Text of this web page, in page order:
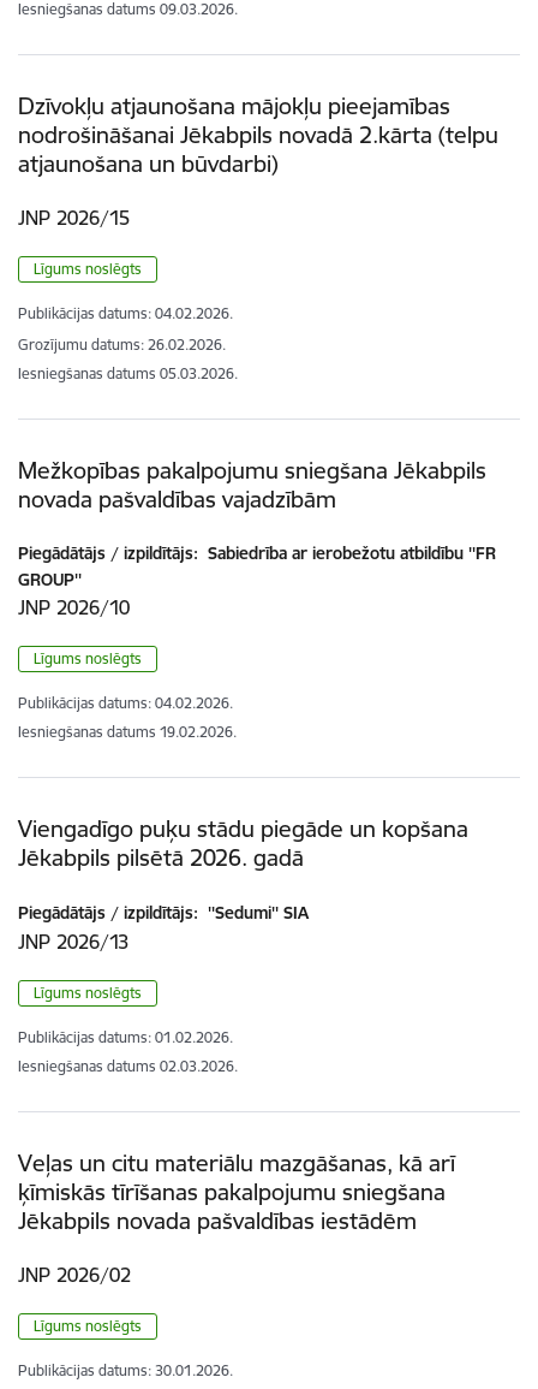
Iesniegšanas datums 09.03.2026.
Dzīvokļu atjaunošana mājokļu pieejamības
nodrošināšanai Jēkabpils novadā 2.kārta (telpu
atjaunošana un būvdarbi)
JNP 2026/15
Līgums noslēgts
Publikācijas datums: 04.02.2026.
Grozījumu datums: 26.02.2026.
Iesniegšanas datums 05.03.2026.
Mežkopības pakalpojumu sniegšana Jēkabpils
novada pašvaldības vajadzībām
Piegādātājs / izpildītājs: Sabiedrība ar ierobežotu atbildību ''FR
GROUP''
JNP 2026/10
Līgums noslēgts
Publikācijas datums: 04.02.2026.
Iesniegšanas datums 19.02.2026.
Viengadīgo puķu stādu piegāde un kopšana
Jēkabpils pilsētā 2026. gadā
Piegādātājs / izpildītājs: ''Sedumi'' SIA
JNP 2026/13
Līgums noslēgts
Publikācijas datums: 01.02.2026.
Iesniegšanas datums 02.03.2026.
Veļas un citu materiālu mazgāšanas, kā arī
ķīmiskās tīrīšanas pakalpojumu sniegšana
Jēkabpils novada pašvaldības iestādēm
JNP 2026/02
Līgums noslēgts
Publikācijas datums: 30.01.2026.